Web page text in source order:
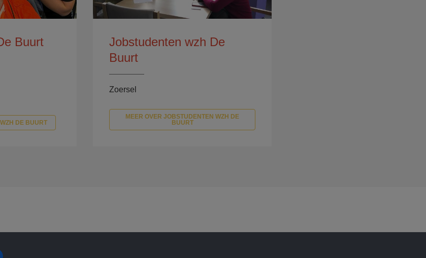
Buurt
DE BUURT
Jobstudenten wzh De
Buurt
Zoersel
MEER OVER JOBSTUDENTEN WZH DE
BUURT
https://www.facebook.com/wzcdebuurt/